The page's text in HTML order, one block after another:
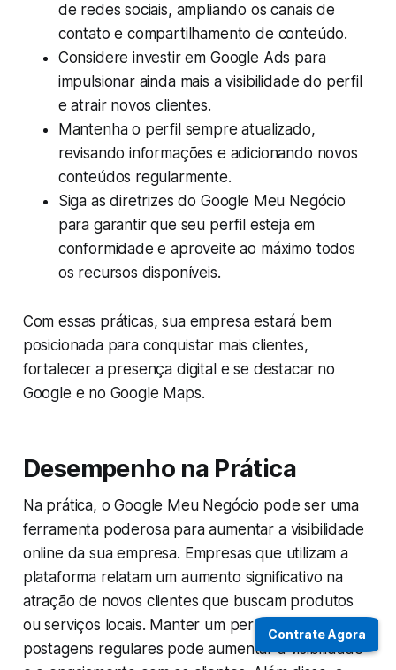
de redes sociais, ampliando os canais de
contato e compartilhamento de conteúdo.
Considere investir em Google Ads para
impulsionar ainda mais a visibilidade do perfil
e atrair novos clientes.
Mantenha o perfil sempre atualizado,
revisando informações e adicionando novos
conteúdos regularmente.
Siga as diretrizes do Google Meu Negócio
para garantir que seu perfil esteja em
conformidade e aproveite ao máximo todos
os recursos disponíveis.
Com essas práticas, sua empresa estará bem
posicionada para conquistar mais clientes,
fortalecer a presença digital e se destacar no
Google e no Google Maps.
Desempenho na Prática
Na prática, o Google Meu Negócio pode ser uma
ferramenta poderosa para aumentar a visibilidade
online da sua empresa. Empresas que utilizam a
plataforma relatam um aumento significativo na
atração de novos clientes que buscam produtos
ou serviços locais. Manter um perfil ativo com
postagens regulares pode aumentar a visibilidade
Contrate Agora